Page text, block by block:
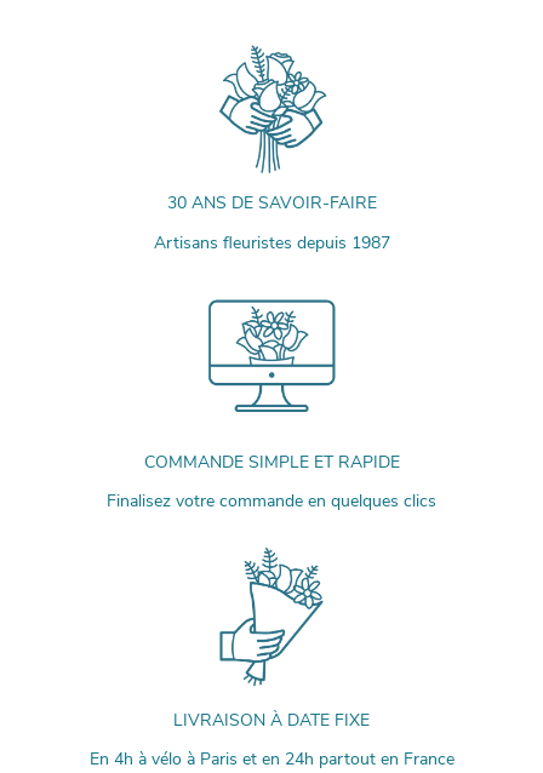
30 ANS DE SAVOIR-FAIRE
Artisans fleuristes depuis 1987
COMMANDE SIMPLE ET RAPIDE
Finalisez votre commande en quelques clics
LIVRAISON À DATE FIXE
En 4h à vélo à Paris et en 24h partout en France